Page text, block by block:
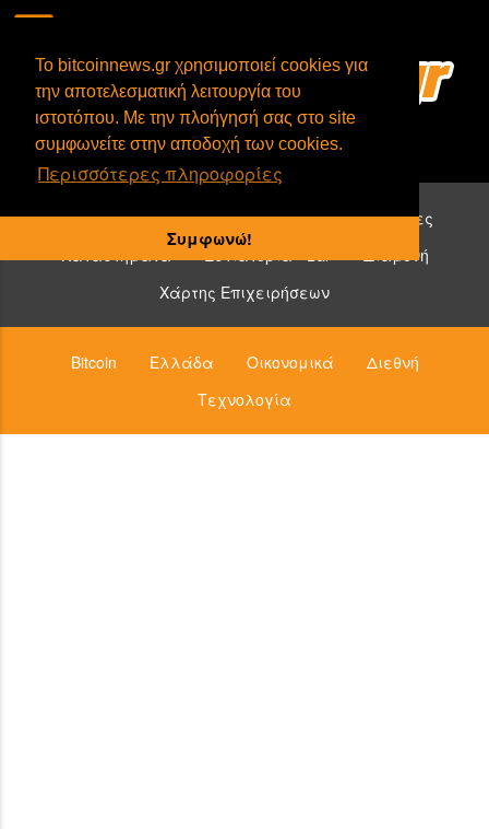
To bitcoinnews.gr χρησιμοποιεί cookies για
την αποτελεσματική λειτουργία του
ιστοτόπου. Με την πλοήγησή σας στο site
συμφωνείτε στην αποδοχή των cookies.
Περισσότερες πληροφορίες
Συμφωνώ!
Επιχειρήσεις που δέχονται bitcoin:
Υπηρεσίες
Καταστήματα
Εστιατόρια - Bar
Διαμονή
Χάρτης Επιχειρήσεων
Bitcoin Ελλάδα Οικονομικά
Διεθνή
Τεχνολογία